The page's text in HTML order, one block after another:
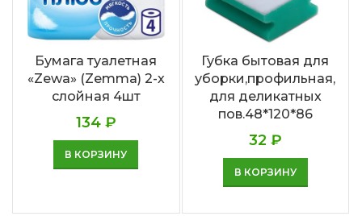
Бумага туалетная
«Zewa» (Zemma) 2-х
слойная 4шт
134 ₽
В КОРЗИНУ
Губка бытовая для
уборки,профильная,
для деликатных
пов.48*120*86
32 ₽
В КОРЗИНУ